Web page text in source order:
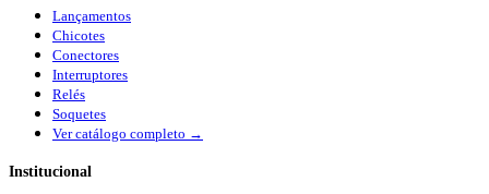
Lançamentos
Chicotes
Conectores
Interruptores
Relés
Soquetes
Ver catálogo completo →
Institucional